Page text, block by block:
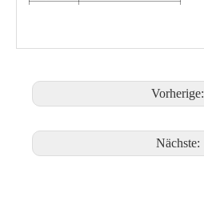
1) Direktmontageplattform nach ISO 5211
5) Design nach Kundenwunsch
Vorherige:
Nächste: